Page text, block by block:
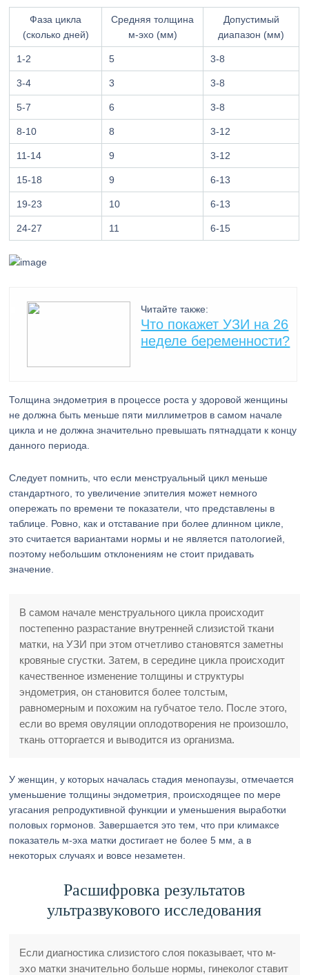
Фаза цикла
(сколько дней)
Средняя толщина
м-эхо (мм)
Допустимый
диапазон (мм)
1-2 5 3-8
3-4 3 3-8
5-7 6 3-8
8-10 8 3-12
11-14 9 3-12
15-18 9 6-13
19-23 10 6-13
24-27 11 6-15
Читайте также:
Что покажет УЗИ на 26
неделе беременности?
Толщина эндометрия в процессе роста у здоровой женщины
не должна быть меньше пяти миллиметров в самом начале
цикла и не должна значительно превышать пятнадцати к концу
данного периода.
Следует помнить, что если менструальный цикл меньше
стандартного, то увеличение эпителия может немного
опережать по времени те показатели, что представлены в
таблице. Ровно, как и отставание при более длинном цикле,
это считается вариантами нормы и не является патологией,
поэтому небольшим отклонениям не стоит придавать
значение.
В самом начале менструального цикла происходит
постепенно разрастание внутренней слизистой ткани
матки, на УЗИ при этом отчетливо становятся заметны
кровяные сгустки. Затем, в середине цикла происходит
качественное изменение толщины и структуры
эндометрия, он становится более толстым,
равномерным и похожим на губчатое тело. После этого,
если во время овуляции оплодотворения не произошло,
ткань отторгается и выводится из организма.
У женщин, у которых началась стадия менопаузы, отмечается
уменьшение толщины эндометрия, происходящее по мере
угасания репродуктивной функции и уменьшения выработки
половых гормонов. Завершается это тем, что при климаксе
показатель м-эха матки достигает не более 5 мм, а в
некоторых случаях и вовсе незаметен.
Расшифровка результатов
ультразвукового исследования
Если диагностика слизистого слоя показывает, что м-
эхо матки значительно больше нормы, гинеколог ставит